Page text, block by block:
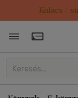
Kulacs /